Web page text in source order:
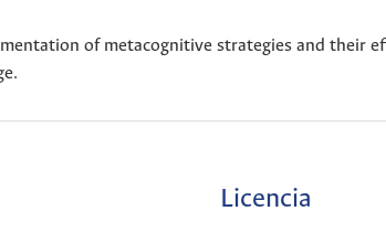
of metacognitive strategies and their
Licencia